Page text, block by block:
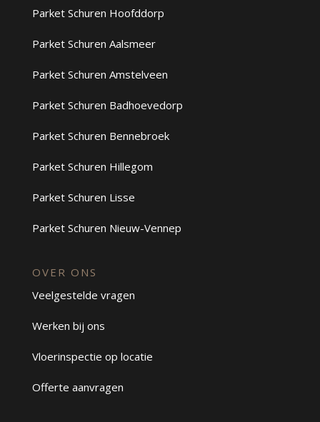
Parket Schuren Hoofddorp
Parket Schuren Aalsmeer
Parket Schuren Amstelveen
Parket Schuren Badhoevedorp
Parket Schuren Bennebroek
Parket Schuren Hillegom
Parket Schuren Lisse
Parket Schuren Nieuw-Vennep
OVER ONS
Veelgestelde vragen
Werken bij ons
Vloerinspectie op locatie
Offerte aanvragen